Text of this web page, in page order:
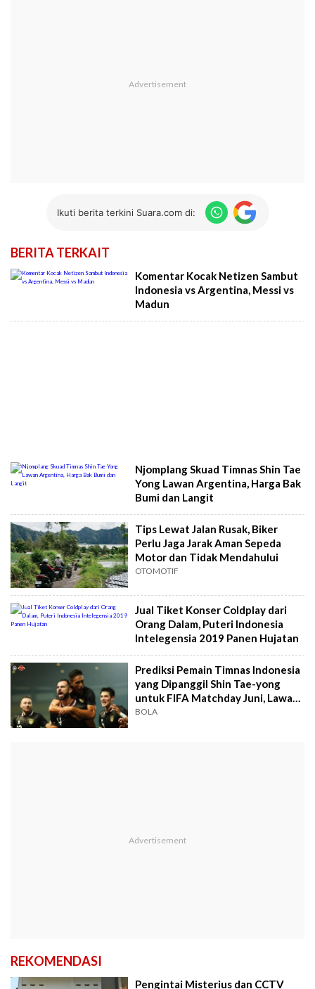
Ikuti berita terkini Suara.com di:
BERITA TERKAIT
Komentar Kocak Netizen Sambut
Indonesia vs Argentina, Messi vs
Madun
Njomplang Skuad Timnas Shin Tae
Yong Lawan Argentina, Harga Bak
Bumi dan Langit
Tips Lewat Jalan Rusak, Biker
Perlu Jaga Jarak Aman Sepeda
Motor dan Tidak Mendahului
OTOMOTIF
Jual Tiket Konser Coldplay dari
Orang Dalam, Puteri Indonesia
Intelegensia 2019 Panen Hujatan
Prediksi Pemain Timnas Indonesia
yang Dipanggil Shin Tae-yong
untuk FIFA Matchday Juni, Lawan
Argentina dan Palestina
BOLA
REKOMENDASI
Pengintai Misterius dan CCTV